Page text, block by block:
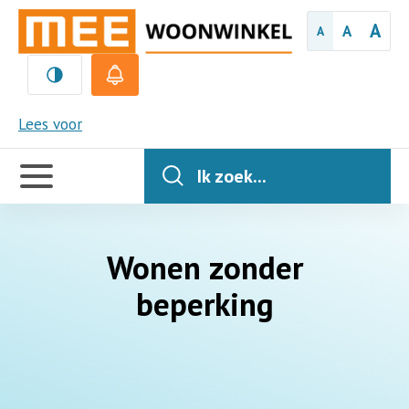
A A A
Lees voor
MEE
Handige
links
Ik zoek...
Wonen zonder
beperking